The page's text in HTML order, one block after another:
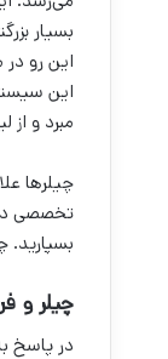
بسیار
این رو
این
مبرد و از
چیلرها
تخصصی در
چیلر و
در پاسخ